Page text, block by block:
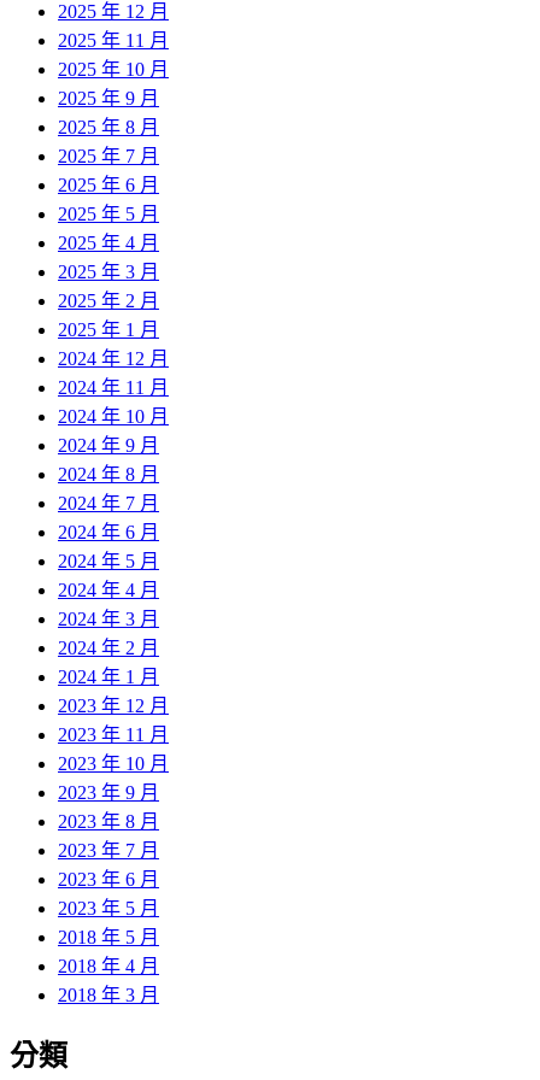
2025 年 12 月
2025 年 11 月
2025 年 10 月
2025 年 9 月
2025 年 8 月
2025 年 7 月
2025 年 6 月
2025 年 5 月
2025 年 4 月
2025 年 3 月
2025 年 2 月
2025 年 1 月
2024 年 12 月
2024 年 11 月
2024 年 10 月
2024 年 9 月
2024 年 8 月
2024 年 7 月
2024 年 6 月
2024 年 5 月
2024 年 4 月
2024 年 3 月
2024 年 2 月
2024 年 1 月
2023 年 12 月
2023 年 11 月
2023 年 10 月
2023 年 9 月
2023 年 8 月
2023 年 7 月
2023 年 6 月
2023 年 5 月
2018 年 5 月
2018 年 4 月
2018 年 3 月
分類